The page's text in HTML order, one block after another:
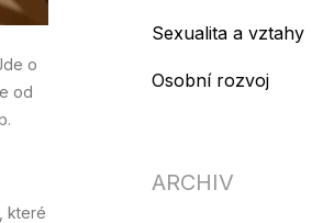
o
od
které
Sexualita a vztahy
Osobní rozvoj
ARCHIV